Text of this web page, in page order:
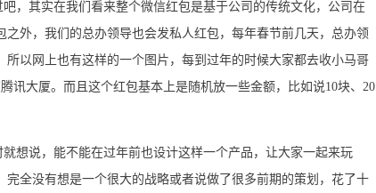
其实在我们看来整个微信红包是基于公司的传统文化，公司在
外，我们的总办领导也会发私人红包，每年春节前几天，总办领
以网上也有这样的一个图片，每到过年的时候大家都去收小马哥
讯大厦。而且这个红包基本上是随机放一些金额，比如说10块、20
说，能不能在过年前也设计这样一个产品，让大家一起来玩
完全没有想是一个很大的战略或者说做了很多前期的策划，花了十